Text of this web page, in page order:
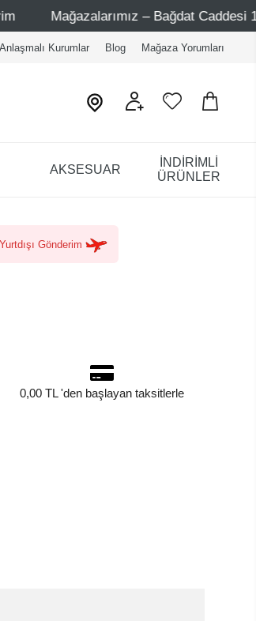
– Bağdat Caddesi 1 - Bağdat
Anlaşmalı Kurumlar Blog Mağaza Yorumları
AKSESUAR
İNDİRİMLİ
ÜRÜNLER
Yurtdışı Gönderim
0,00 TL 'den başlayan taksitlerle